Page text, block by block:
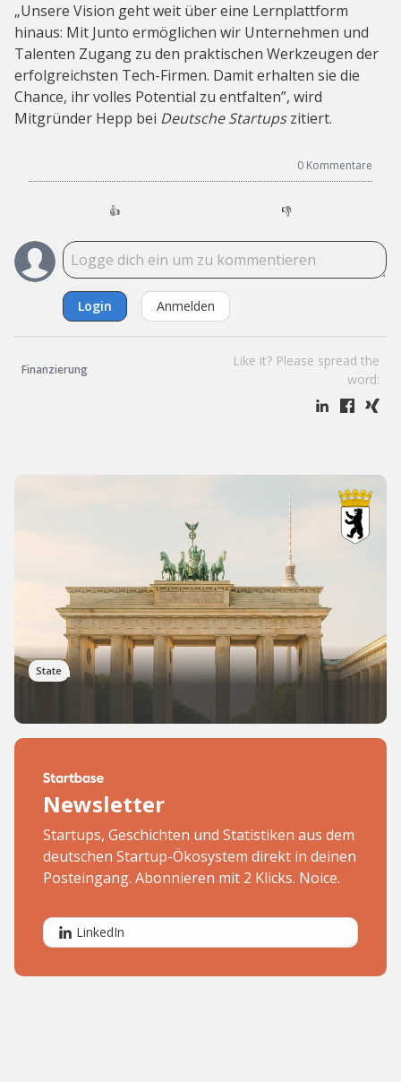
„Unsere Vision geht weit über eine Lernplattform
hinaus: Mit Junto ermöglichen wir Unternehmen und
Talenten Zugang zu den praktischen Werkzeugen der
erfolgreichsten Tech-Firmen. Damit erhalten sie die
Chance, ihr volles Potential zu entfalten”, wird
Mitgründer Hepp bei Deutsche Startupszitiert.
0 Kommentare
👍 👎
Login Anmelden
Finanzierung
Like it? Please spread the
word:
State
Berlin
Newsletter
Startups, Geschichten und Statistiken aus dem
deutschen Startup-Ökosystem direkt in deinen
Posteingang. Abonnieren mit 2 Klicks. Noice.
LinkedIn